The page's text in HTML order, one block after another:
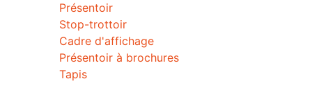
Présentoir
Stop-trottoir
Cadre d'affichage
Présentoir à brochures
Tapis